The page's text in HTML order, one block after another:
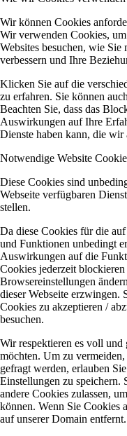
Wir können Cookies
Wir verwenden Cookies,
Websites besuchen, wie
verbessern und Ihre
Klicken Sie auf die
zu erfahren. Sie können
Beachten Sie, dass das
Auswirkungen auf Ihre
Dienste haben kann, die wir
Notwendige Website
Diese Cookies sind
Webseite verfügbaren
stellen.
Da diese Cookies für die
und Funktionen unbedingt
Auswirkungen auf die
Cookies jederzeit
Browsereinstellungen
dieser Webseite erzwingen.
Cookies zu akzeptieren /
besuchen.
Wir respektieren es voll
möchten. Um zu
gefragt werden, erlauben
Einstellungen zu speichern.
andere Cookies zulassen,
können. Wenn Sie Cookies
auf unserer Domain entfernt.